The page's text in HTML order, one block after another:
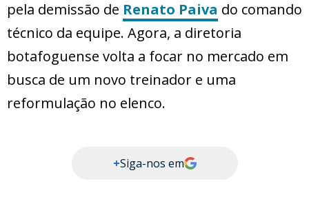
pela demissão de Renato Paiva do comando
técnico da equipe. Agora, a diretoria
botafoguense volta a focar no mercado em
busca de um novo treinador e uma
reformulação no elenco.
+Siga-nos em